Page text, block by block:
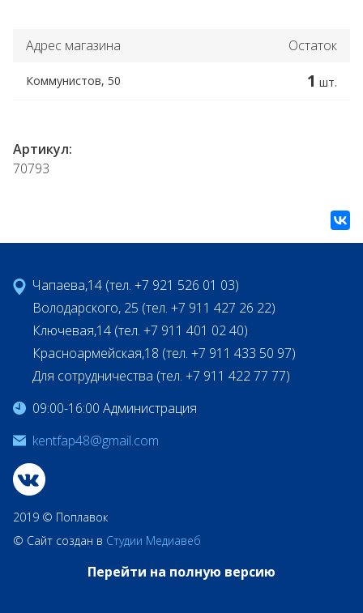
Адрес магазина Остаток
Коммунистов, 50 1 шт.
Артикул:
70793
Чапаева,14 (тел. +7 921 526 01 03)
Володарского, 25 (тел. +7 911 427 26 22)
Ключевая,14 (тел. +7 911 401 02 40)
Красноармейская,18 (тел. +7 911 433 50 97)
Для сотрудничества (тел. +7 911 422 77 77)
09:00-16:00 Администрация
kentfap48@gmail.com
2019 © Поплавок
© Сайт создан в Студии Медиавеб
Перейти на полную версию